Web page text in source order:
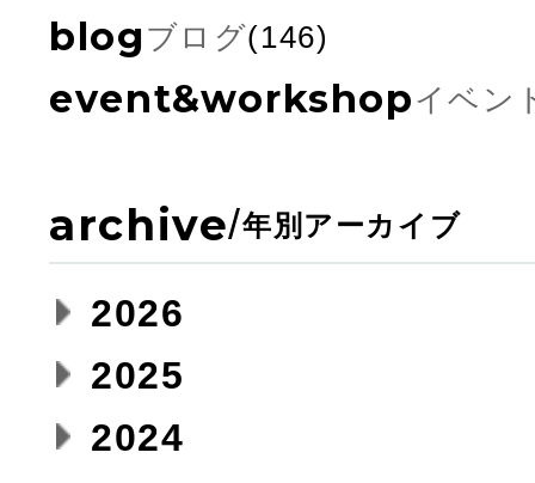
blog ブログ(146)
event&workshopイベン
archive/年別アーカイブ
2026
2025
2024